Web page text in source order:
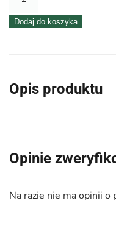
siatka
Dodaj do koszyka
Opis produktu
Opinie
Na razie nie ma opinii o